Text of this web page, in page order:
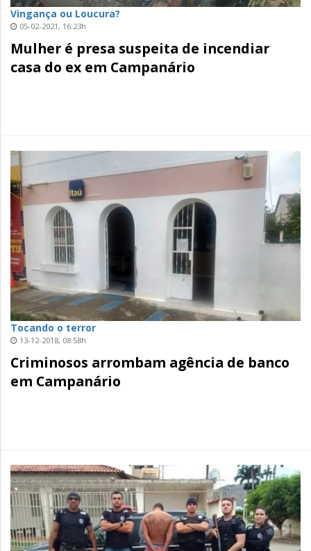
Vingança ou Loucura?
05-02-2021, 16:23h
Mulher é presa suspeita de incendiar
casa do ex em Campanário
Tocando o terror
13-12-2018, 08:58h
Criminosos arrombam agência de banco
em Campanário